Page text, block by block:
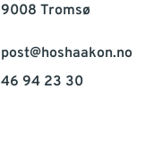
9008 Tromsø
post@hoshaakon.no
46 94 23 30